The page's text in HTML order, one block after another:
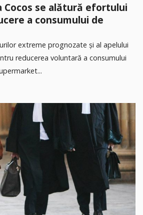
Cocos se alătură efortului
a consumului de
extreme prognozate și al apelului
reducerea voluntară a consumului